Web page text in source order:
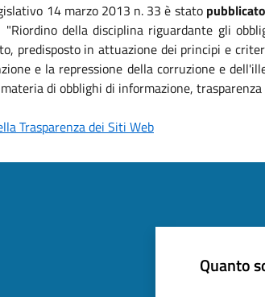
14 marzo 2013 n. 33 è stato
della disciplina riguardante gli
predisposto in attuazione dei principi e
e la repressione della corruzione e
di obblighi di informazione,
Trasparenza dei Siti Web
Quanto